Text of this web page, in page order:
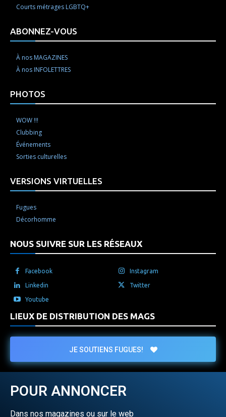
Courts métrages LGBTQ+
ABONNEZ-VOUS
À nos MAGAZINES
À nos INFOLETTRES
PHOTOS
WOW !!!
Clubbing
Événements
Sorties culturelles
VERSIONS VIRTUELLES
Fugues
Décorhomme
NOUS SUIVRE SUR LES RÉSEAUX
Facebook Instagram
Linkedin Twitter
Youtube
LIEUX DE DISTRIBUTION DES MAGS
JE SOUTIENS FUGUES!
POUR ANNONCER
Dans nos magazines ou sur le web